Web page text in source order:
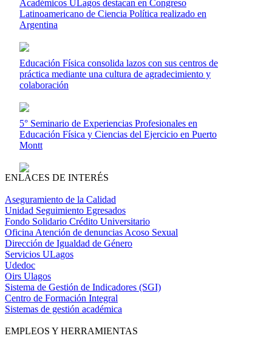
Académicos ULagos destacan en Congreso
Latinoamericano de Ciencia Política realizado en
Argentina
Educación Física consolida lazos con sus centros de
práctica mediante una cultura de agradecimiento y
colaboración
5° Seminario de Experiencias Profesionales en
Educación Física y Ciencias del Ejercicio en Puerto
Montt
ENLACES DE INTERÉS
Aseguramiento de la Calidad
Unidad Seguimiento Egresados
Fondo Solidario Crédito Universitario
Oficina Atención de denuncias Acoso Sexual
Dirección de Igualdad de Género
Servicios ULagos
Udedoc
Oirs Ulagos
Sistema de Gestión de Indicadores (SGI)
Centro de Formación Integral
Sistemas de gestión académica
EMPLEOS Y HERRAMIENTAS